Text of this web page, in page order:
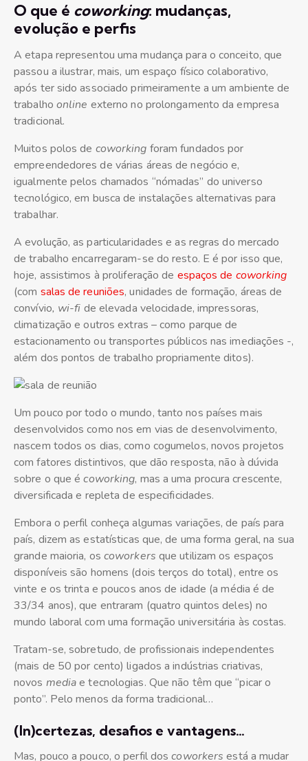
O que é coworking: mudanças,
evolução e perfis
A etapa representou uma mudança para o conceito, que
passou a ilustrar, mais, um espaço físico colaborativo,
após ter sido associado primeiramente a um ambiente de
trabalho online externo no prolongamento da empresa
tradicional.
Muitos polos de coworking foram fundados por
empreendedores de várias áreas de negócio e,
igualmente pelos chamados “nómadas” do universo
tecnológico, em busca de instalações alternativas para
trabalhar.
A evolução, as particularidades e as regras do mercado
de trabalho encarregaram-se do resto. E é por isso que,
hoje, assistimos à proliferação de espaços de coworking
(com salas de reuniões, unidades de formação, áreas de
convívio, wi-fi de elevada velocidade, impressoras,
climatização e outros extras – como parque de
estacionamento ou transportes públicos nas imediações -,
além dos pontos de trabalho propriamente ditos).
Um pouco por todo o mundo, tanto nos países mais
desenvolvidos como nos em vias de desenvolvimento,
nascem todos os dias, como cogumelos, novos projetos
com fatores distintivos, que dão resposta, não à dúvida
sobre o que écoworking, mas a uma procura crescente,
diversificada e repleta de especificidades.
Embora o perfil conheça algumas variações, de país para
país, dizem as estatísticas que, de uma forma geral, na sua
grande maioria, os coworkers que utilizam os espaços
disponíveis são homens (dois terços do total), entre os
vinte e os trinta e poucos anos de idade (a média é de
33/34 anos), que entraram (quatro quintos deles) no
mundo laboral com uma formação universitária às costas.
Tratam-se, sobretudo, de profissionais independentes
(mais de 50 por cento) ligados a indústrias criativas,
novos mediae tecnologias. Que não têm que “picar o
ponto”. Pelo menos da forma tradicional…
(In)certezas, desafios e vantagens…
Mas, pouco a pouco, o perfil doscoworkers está a mudar